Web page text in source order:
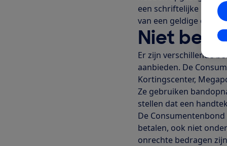
een schriftelijke
van een geldige
Niet
Er zijn verschillende
aanbieden. De
Kortingscenter,
Ze gebruiken
stellen dat een
De
betalen, ook niet
onrechte bedragen